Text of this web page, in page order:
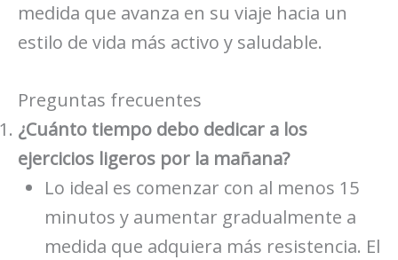
medida que avanza en su viaje hacia un
estilo de vida más activo y saludable.
Preguntas frecuentes
¿Cuánto tiempo debo dedicar a los
ejercicios ligeros por la mañana?
Lo ideal es comenzar con al menos 15
minutos y aumentar gradualmente a
medida que adquiera más resistencia. El